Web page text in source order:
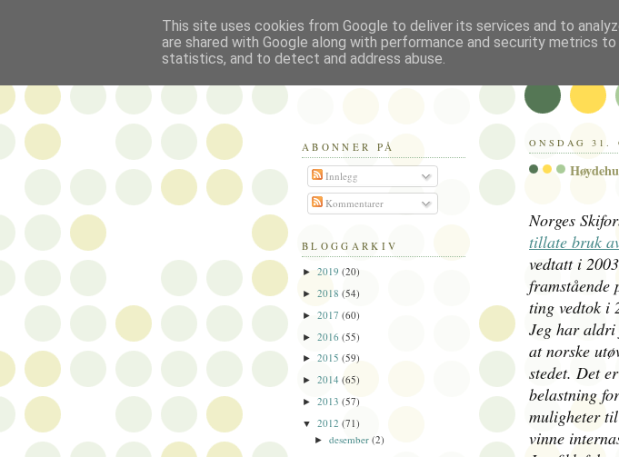
ONSDAG 31.
Norges
tillate bruk
vedtatt i
framstående
ting vedtok i
Jeg har
at norske
stedet. Det
belastning
muligheter til
vinne
Politikus
ABONNER PÅ
Innlegg
Kommentarer
BLOGGARKIV
► 2019 (20)
► 2018 (54)
► 2017 (60)
► 2016 (55)
► 2015 (59)
► 2014 (65)
► 2013 (57)
▼ 2012 (71)
►desember(2)
This site uses cookies from Google to deliver its services and to
are shared with Google along with performance and security metrics
statistics, and to detect and address abuse.